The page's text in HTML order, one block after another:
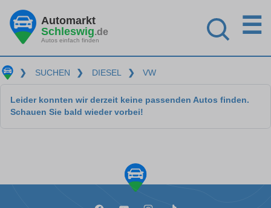
Automarkt
Schleswig.de
Autos einfach finden
☰
❯ SUCHEN ❯ DIESEL ❯ VW
Leider konnten wir derzeit keine passenden Autos finden.
Schauen Sie bald wieder vorbei!